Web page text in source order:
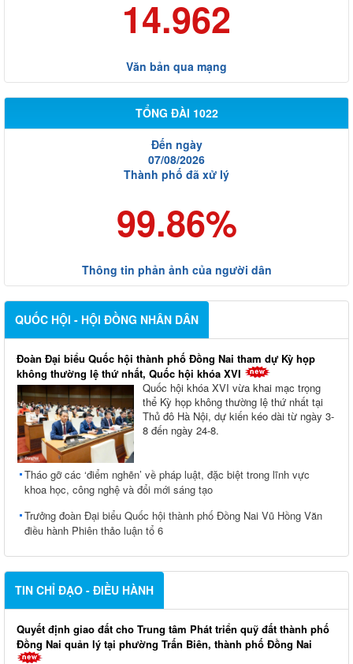
14.962
Văn bản qua mạng
TỔNG ĐÀI 1022
Đến ngày
07/08/2026
Thành phố đã xử lý
99.86%
Thông tin phản ảnh của người dân
QUỐC HỘI - HỘI ĐỒNG NHÂN DÂN
Đoàn Đại biểu Quốc hội thành phố Đồng Nai tham dự Kỳ họp
không thường lệ thứ nhất, Quốc hội khóa XVI
Quốc hội khóa XVI vừa khai mạc trọng
thể Kỳ họp không thường lệ thứ nhất tại
Thủ đô Hà Nội, dự kiến kéo dài từ ngày 3-
8 đến ngày 24-8.
Tháo gỡ các ‘điểm nghẽn’ về pháp luật, đặc biệt trong lĩnh vực
khoa học, công nghệ và đổi mới sáng tạo
Trưởng đoàn Đại biểu Quốc hội thành phố Đồng Nai Vũ Hồng Văn
điều hành Phiên thảo luận tổ 6
TIN CHỈ ĐẠO - ĐIỀU HÀNH
Quyết định giao đất cho Trung tâm Phát triển quỹ đất thành phố
Đồng Nai quản lý tại phường Trấn Biên, thành phố Đồng Nai